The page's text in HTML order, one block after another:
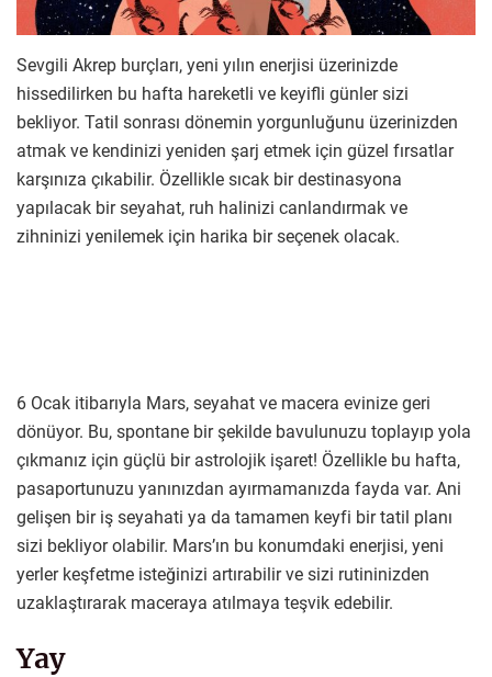
Sevgili Akrep burçları, yeni yılın enerjisi üzerinizde
hissedilirken bu hafta hareketli ve keyifli günler sizi
bekliyor. Tatil sonrası dönemin yorgunluğunu üzerinizden
atmak ve kendinizi yeniden şarj etmek için güzel fırsatlar
karşınıza çıkabilir. Özellikle sıcak bir destinasyona
yapılacak bir seyahat, ruh halinizi canlandırmak ve
zihninizi yenilemek için harika bir seçenek olacak.
6 Ocak itibarıyla Mars, seyahat ve macera evinize geri
dönüyor. Bu, spontane bir şekilde bavulunuzu toplayıp yola
çıkmanız için güçlü bir astrolojik işaret! Özellikle bu hafta,
pasaportunuzu yanınızdan ayırmamanızda fayda var. Ani
gelişen bir iş seyahati ya da tamamen keyfi bir tatil planı
sizi bekliyor olabilir. Mars’ın bu konumdaki enerjisi, yeni
yerler keşfetme isteğinizi artırabilir ve sizi rutininizden
uzaklaştırarak maceraya atılmaya teşvik edebilir.
Yay